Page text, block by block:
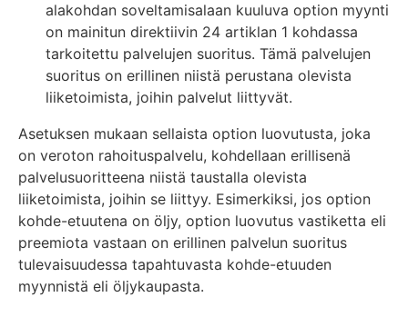
alakohdan soveltamisalaan kuuluva option myynti
on mainitun direktiivin 24 artiklan 1 kohdassa
tarkoitettu palvelujen suoritus. Tämä palvelujen
suoritus on erillinen niistä perustana olevista
liiketoimista, joihin palvelut liittyvät.
Asetuksen mukaan sellaista option luovutusta, joka
on veroton rahoituspalvelu, kohdellaan erillisenä
palvelusuoritteena niistä taustalla olevista
liiketoimista, joihin se liittyy. Esimerkiksi, jos option
kohde-etuutena on öljy, option luovutus vastiketta eli
preemiota vastaan on erillinen palvelun suoritus
tulevaisuudessa tapahtuvasta kohde-etuuden
myynnistä eli öljykaupasta.